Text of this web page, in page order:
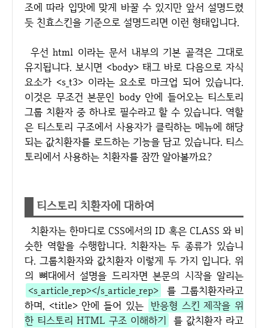
조에 따라 입맛에 맞게 바꿀 수 있지만 앞서 설명드렸
듯 친효스킨을 기준으로 설명드리면 이런 형태입니다.
우선 html 이라는 문서 내부의 기본 골격은 그대로
유지됩니다. 보시면 <body> 태그 바로 다음으로 자식
요소가 <s_t3> 이라는 요소로 마크업 되어 있습니다.
이것은 무조건 본문인 body 안에 들어오는 티스토리
그룹 치환자 중 하나로 필수라고 할 수 있습니다. 역할
은 티스토리 구조에서 사용자가 클릭하는 메뉴에 해당
되는 값치환자를 로드하는 기능을 담고 있습니다. 티스
토리에서 사용하는 치환자를 잠깐 알아볼까요?
티스토리 치환자에 대하여
치환자는 한마디로 CSS에서의 ID 혹은 CLASS 와 비
슷한 역할을 수행합니다. 치환자는 두 종류가 있습니
다. 그룹치환자와 값치환자 이렇게 두 가지 입니다. 위
의 뼈대에서 설명을 드리자면 본문의 시작을 알리는
<s_article_rep></s_article_rep>
를 그룹치환자라고
하며, <title> 안에 들어 있는 반응형 스킨 제작을 위
한 티스토리 HTML 구조 이해하기 를 값치환자 라고